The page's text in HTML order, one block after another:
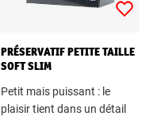
PRÉSERVATIF PETITE TAILLE
SOFT SLIM
Petit mais puissant : le
plaisir tient dans un détail